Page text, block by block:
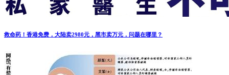
救命药！香港免费，大陆卖2980元，黑市卖万元，问题在哪里？